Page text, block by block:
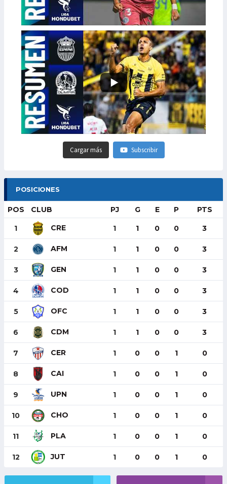
Cargar más Subscribir
POSICIONES
POS CLUB PJ G E P PTS
1 CRE 1 1 0 0 3
2 AFM 1 1 0 0 3
3 GEN 1 1 0 0 3
4 COD 1 1 0 0 3
5 OFC 1 1 0 0 3
6 CDM 1 1 0 0 3
7 CER 1 0 0 1 0
8 CAI 1 0 0 1 0
9 UPN 1 0 0 1 0
10 CHO 1 0 0 1 0
11 PLA 1 0 0 1 0
12 JUT 1 0 0 1 0